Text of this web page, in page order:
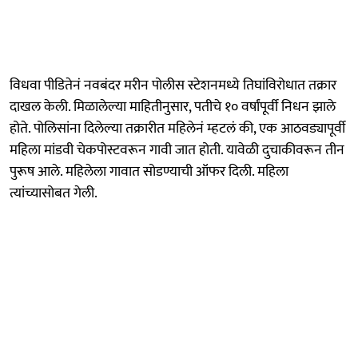
विधवा पीडितेनं नवबंदर मरीन पोलीस स्टेशनमध्ये तिघांविरोधात तक्रार
दाखल केली. मिळालेल्या माहितीनुसार, पतीचे १० वर्षांपूर्वी निधन झाले
होते. पोलिसांना दिलेल्या तक्रारीत महिलेनं म्हटलं की, एक आठवड्यापूर्वी
महिला मांडवी चेकपोस्टवरून गावी जात होती. यावेळी दुचाकीवरून तीन
पुरूष आले. महिलेला गावात सोडण्याची ऑफर दिली. महिला
त्यांच्यासोबत गेली.